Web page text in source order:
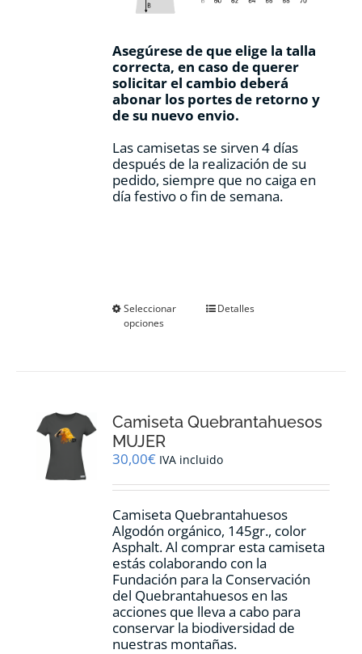
Asegúrese de que elige la talla
correcta, en caso de querer
solicitar el cambio deberá
abonar los portes de retorno y
de su nuevo envio.
Las camisetas se sirven 4 días
después de la realización de su
pedido, siempre que no caiga en
día festivo o fin de semana.
Seleccionar
opciones
Este
se
elegir
la
de
producto
Detalles
Camiseta Quebrantahuesos
MUJER
30,00€ IVA incluido
Camiseta Quebrantahuesos
Algodón orgánico, 145gr., color
Asphalt. Al comprar esta camiseta
estás colaborando con la
Fundación para la Conservación
del Quebrantahuesos en las
acciones que lleva a cabo para
conservar la biodiversidad de
nuestras montañas.